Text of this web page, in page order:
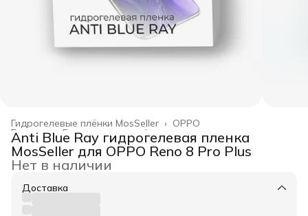
OPPO
Гидрогелевые плёнки MosSeller ›
Гидрогелевые плёнки ›
Главная ›
Anti Blue Ray гидрогелевая пленка
MosSeller для OPPO Reno 8 Pro Plus
Нет в наличии
Доставка